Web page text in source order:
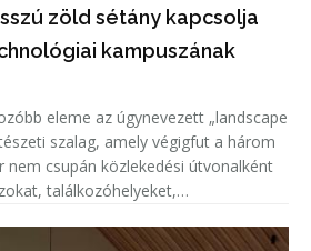
zöld sétány kapcsolja
kampuszának
eleme az úgynevezett „landscape
szalag, amely végigfut a három
nem csupán közlekedési útvonalként
találkozóhelyeket,